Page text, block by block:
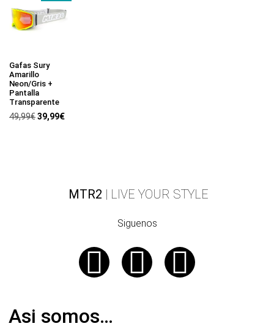
Gafas Sury
Amarillo
Neon/Gris +
Pantalla
Transparente
49,99€39,99€
MTR2 | LIVE YOUR STYLE
Siguenos
Asi somos…